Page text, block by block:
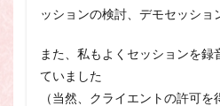
ッションの検討、デモセッショ
また、私もよくセッションを録
ていました
（当然、クライエントの許可